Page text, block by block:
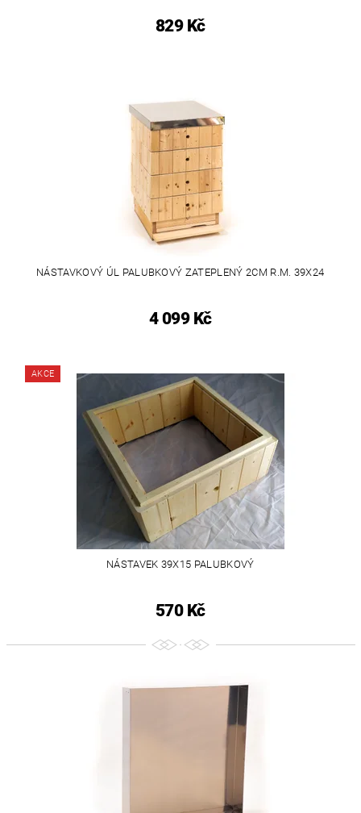
829 Kč
NÁSTAVKOVÝ ÚL PALUBKOVÝ ZATEPLENÝ 2CM R.M. 39X24
4 099 Kč
AKCE
NÁSTAVEK 39X15 PALUBKOVÝ
570 Kč